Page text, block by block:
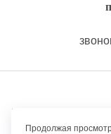
Правовая
Продолжая